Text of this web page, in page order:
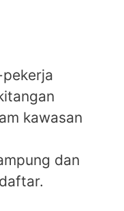
kawasan
dan